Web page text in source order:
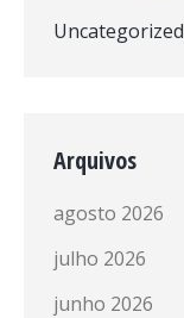
Uncategorized
Arquivos
agosto 2026
julho 2026
junho 2026